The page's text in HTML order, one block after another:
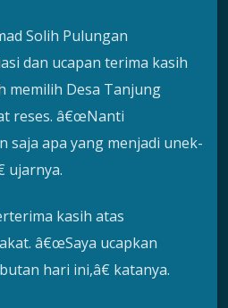
Solih Pulungan
dan ucapan terima kasih
memilih Desa Tanjung
reses. â€œNanti
saja apa yang menjadi unek-
ujarnya.
kasih atas
â€œSaya ucapkan
hari ini,â€ katanya.